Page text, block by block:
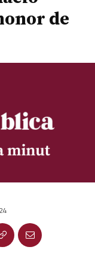
de